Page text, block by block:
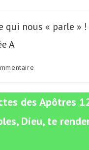
:
des Apôtres
Dieu, te